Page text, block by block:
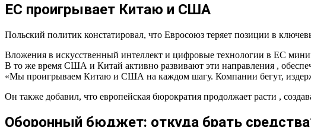
ЕС проигрывает Китаю и США
Польский политик констатировал, что Евросоюз теряет позиции в
Вложения в искусственный интеллект и цифровые технологии в ЕС
В то же время США и Китай активно развивают эти направления ,
«Мы проигрываем Китаю и США на каждом шагу. Компании бегут,
Он также добавил, что европейская бюрократия продолжает расти ,
Оборонный бюджет: откуда брать